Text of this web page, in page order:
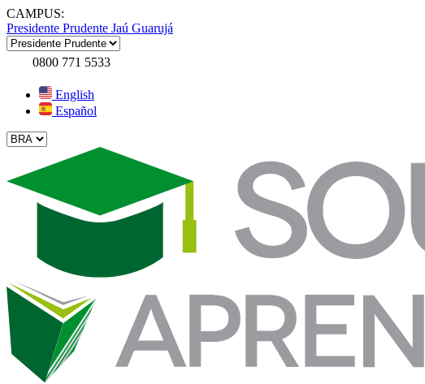
CAMPUS:
Presidente Prudente Jaú Guarujá
0800 771 5533
English
Español